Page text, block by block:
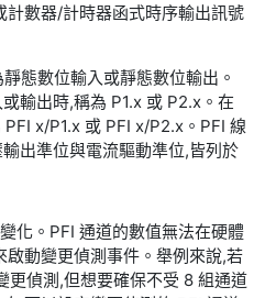
計數器/計時器函式時序輸出訊號
態數位輸入或靜態數位輸出。
輸出時,稱為 P1.x 或 P2.x。在
x/P1.x 或 PFI x/P2.x。PFI 線
出準位與電流驅動準位,皆列於
化。PFI 通道的數值無法在硬體
動變更偵測事件。舉例來說,若
更偵測,但想要確保不受 8 組通道